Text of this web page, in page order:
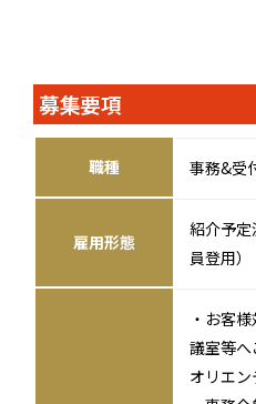
募集要項
職種 事務&受
雇用形態
紹介予
員登用）
・お客
議室等
オリエン